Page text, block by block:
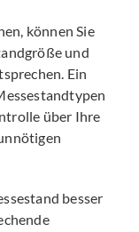
können Sie
und
Ein
über Ihre
besser